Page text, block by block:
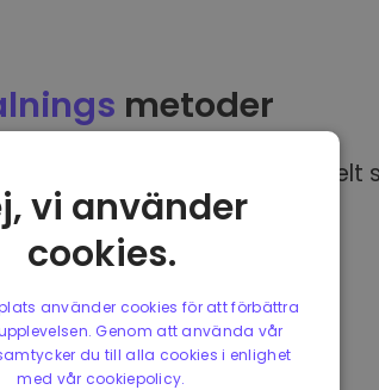
metoder
har du tillgång till olika helt
vi använder
cookies.
använder cookies för att förbättra
Genom att använda vår
du till alla cookies i enlighet
med vår cookiepolicy.